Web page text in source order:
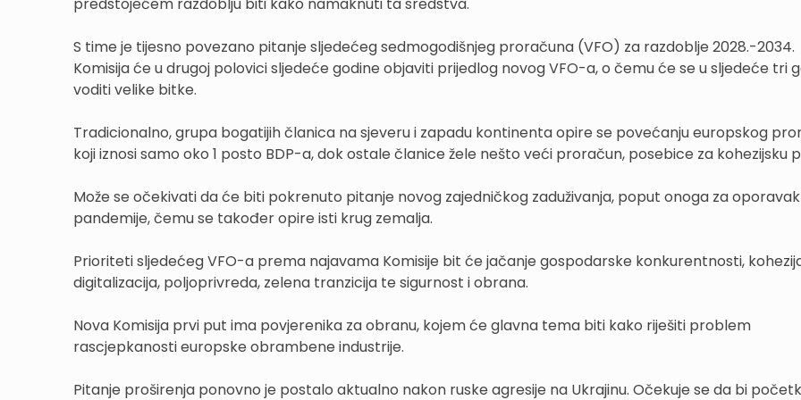
S time je tijesno povezano pitanje sljedećeg sedmogodišnjeg proračuna (VFO) za razdoblje 2028.-2034.
Komisija će u drugoj polovici sljedeće godine objaviti prijedlog novog VFO-a, o čemu će se u sljedeće tri
voditi velike bitke.
Tradicionalno, grupa bogatijih članica na sjeveru i zapadu kontinenta opire se povećanju europskog
koji iznosi samo oko 1 posto BDP-a, dok ostale članice žele nešto veći proračun, posebice za kohezijsku
Može se očekivati da će biti pokrenuto pitanje novog zajedničkog zaduživanja, poput onoga za
pandemije, čemu se također opire isti krug zemalja.
Prioriteti sljedećeg VFO-a prema najavama Komisije bit će jačanje gospodarske konkurentnosti,
digitalizacija, poljoprivreda, zelena tranzicija te sigurnost i obrana.
Nova Komisija prvi put ima povjerenika za obranu, kojem će glavna tema biti kako riješiti problem
rascjepkanosti europske obrambene industrije.
Pitanje proširenja ponovno je postalo aktualno nakon ruske agresije na Ukrajinu. Očekuje se da bi